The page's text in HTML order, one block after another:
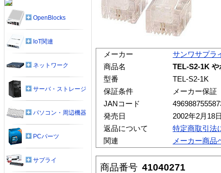
メーカー
サンワサプラ
商品名
TEL-S2-1K
型番
TEL-S2-1K
保証条件
メーカー保証
JANコード
発売日
2002年2月18
返品について
特定商取引法
関連
メーカー商品
商品番号 41040271
OpenBlocks
IoT関連
ネットワーク
サーバ・ストレージ
パソコン・周辺機器
PCパーツ
サプライ